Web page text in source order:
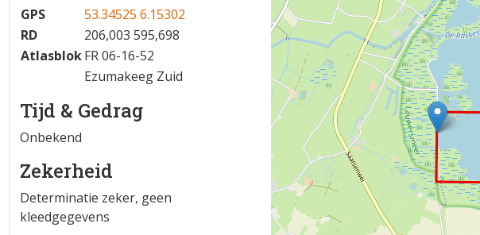
GPS
53.34525 6.15302
RD
206,003 595,698
AtlasblokFR 06-16-52
Ezumakeeg Zuid
Tijd & Gedrag
Onbekend
Zekerheid
Determinatie zeker, geen
kleedgegevens